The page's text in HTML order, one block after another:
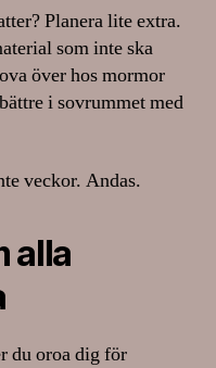
Planera lite extra.
som inte ska
över hos mormor
i sovrummet med
veckor. Andas.
alla
du oroa dig för